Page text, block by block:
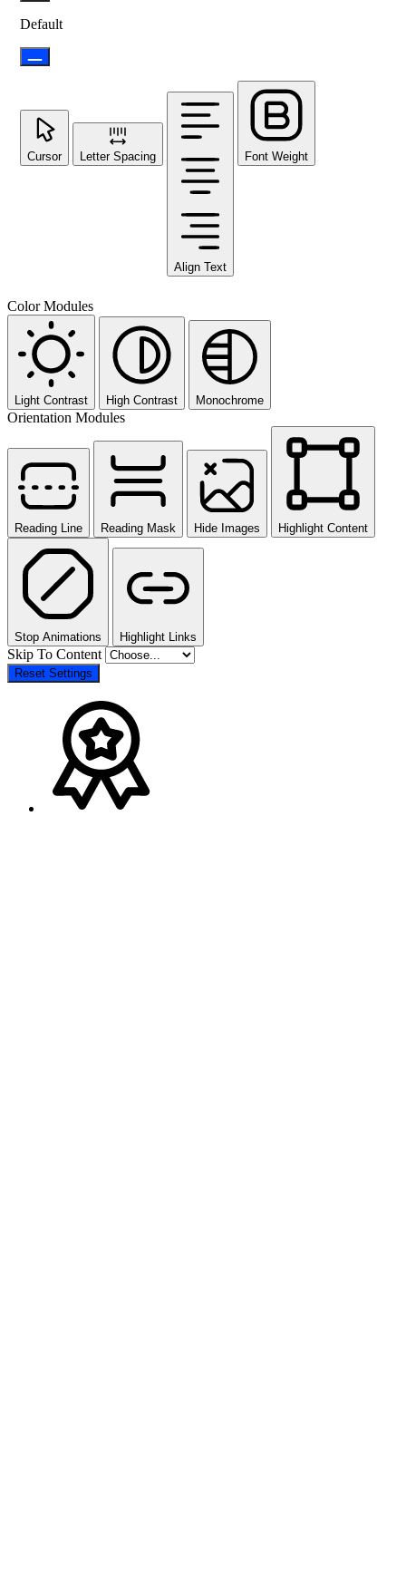
Default
Cursor Letter Spacing
Align Text
Font Weight
Color Modules
Light Contrast High Contrast Monochrome
Orientation Modules
Reading Line Reading Mask Hide Images Highlight Content
Stop Animations Highlight Links
Skip To Content
Reset Settings